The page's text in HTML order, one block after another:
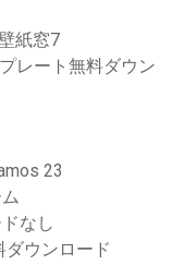
紙窓7
レート無料ダウン
23
なし
ウンロード